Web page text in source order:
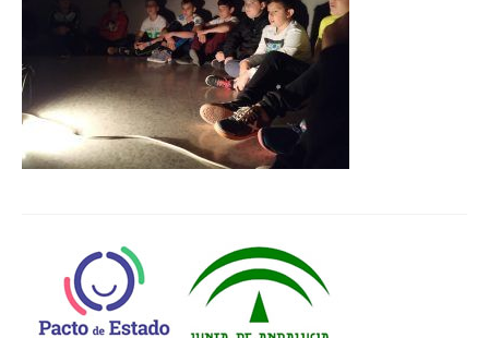
Ciencias Naturales
Religión
Orientación educativa
Historia
Profesorado